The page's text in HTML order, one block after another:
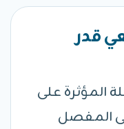
قدر
المؤثرة على
المفصل